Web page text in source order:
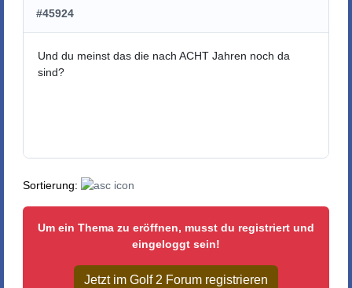
#45924
Und du meinst das die nach ACHT Jahren noch da
sind?
Sortierung:
Um ein Thema zu eröffnen, musst du registriert und
eingeloggt sein!
Jetzt im Golf 2 Forum registrieren